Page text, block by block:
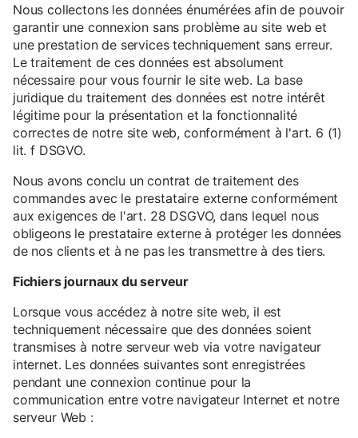
Nous collectons les données énumérées afin de pouvoir
garantir une connexion sans problème au site web et
une prestation de services techniquement sans erreur.
Le traitement de ces données est absolument
nécessaire pour vous fournir le site web. La base
juridique du traitement des données est notre intérêt
légitime pour la présentation et la fonctionnalité
correctes de notre site web, conformément à l'art. 6 (1)
lit. f DSGVO.
Nous avons conclu un contrat de traitement des
commandes avec le prestataire externe conformément
aux exigences de l'art. 28 DSGVO, dans lequel nous
obligeons le prestataire externe à protéger les données
de nos clients et à ne pas les transmettre à des tiers.
Fichiers journaux du serveur
Lorsque vous accédez à notre site web, il est
techniquement nécessaire que des données soient
transmises à notre serveur web via votre navigateur
internet. Les données suivantes sont enregistrées
pendant une connexion continue pour la
communication entre votre navigateur Internet et notre
serveur Web :